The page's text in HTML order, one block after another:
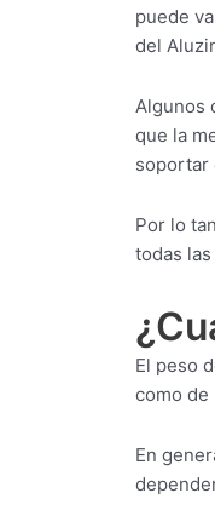
puede
del
Algunos
que la
soportar
Por lo
todas
El peso
como de
En